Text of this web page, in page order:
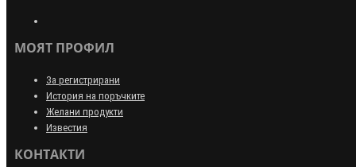
МОЯТ ПРОФИЛ
За регистрирани
История на поръчките
Желани продукти
Известия
КОНТАКТИ